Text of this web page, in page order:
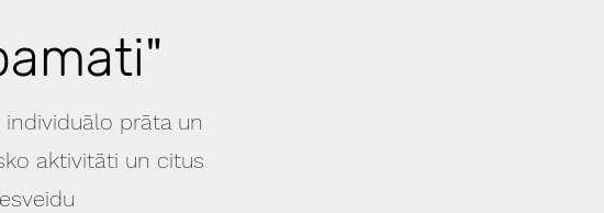
prāta un
aktivitāti un citus